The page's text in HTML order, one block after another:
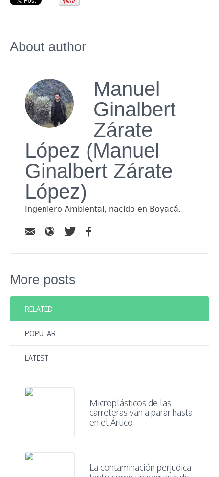
About author
Manuel
Ginalbert
Zárate
López (Manuel
Ginalbert Zárate
López)
Ingeniero Ambiental, nacido en Boyacá.
More posts
RELATED
POPULAR
LATEST
Microplásticos de las
carreteras van a parar hasta
en el Ártico
La contaminación perjudica